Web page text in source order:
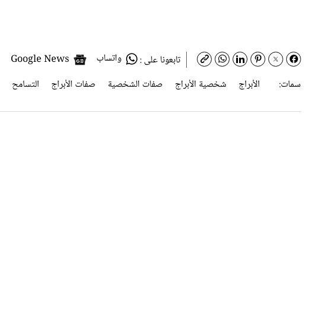
تابعونا على : واتساب
سمات:
الأبراج شخصية الأبراج صفات الشخصية صفات الأبراج التسامح